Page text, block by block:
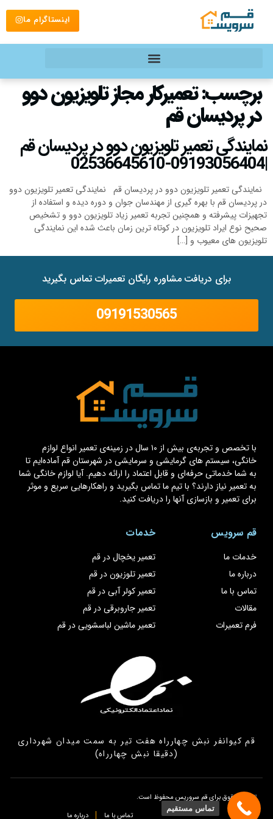
اینستاگرام ما
برچسب:تعمیرکار مجاز تلویزیون دوو
در پردیسان قم
نمایندگی تعمیر تلویزیون دوو در پردیسان قم
|09193056404-02536645610
نمایندگی تعمیر تلویزیون دوو در پردیسان قم نمایندگی تعمیر تلویزیون دوو
در پردیسان قم با بهره گیری از مهندسان جوان و دوره دیده و استفاده از
تجهیزات پیشرفته و همچنین تجربه تعمیر زیاد تلویزیون دوو و تشخیص
صحیح نوع ایراد تلویزیون در کوتاه ترین زمان باعث شده این نمایندگی
تلویزیون های معیوب و […]
برای دریافت مشاوره رایگان تعمیرات تماس بگیرید
09191530565
با تخصص و تجربه‌ی بیش از ۱۰ سال در زمینه‌ی تعمیر انواع لوازم
خانگی، سیستم های گرمایشی و سرمایشی در شهرستان قم آماده‌ایم تا
به شما خدماتی حرفه‌ای و قابل اعتماد را ارائه دهیم. آیا لوازم خانگی شما
به تعمیر نیاز دارند؟ با تیم ما تماس بگیرید و راهکارهایی سریع و موثر
برای تعمیر و بازسازی آنها را دریافت کنید.
قم سرویس
خدمات ما
درباره ما
تماس با ما
مقالات
فرم تعمیرات
خدمات
تعمیر یخچال در قم
تعمیر تلوزیون در قم
تعمیر کولر آبی در قم
تعمیر جاروبرقی در قم
تعمیر ماشین لباسشویی در قم
قم کیوانفر نبش چهارراه هفت تیر به سمت میدان شهرداری
(دقیقا نبش چهارراه)
تمامی حقوق برای قم سروریس محفوظ است.
تماس با ما
درباره ما
تماس مستقیم